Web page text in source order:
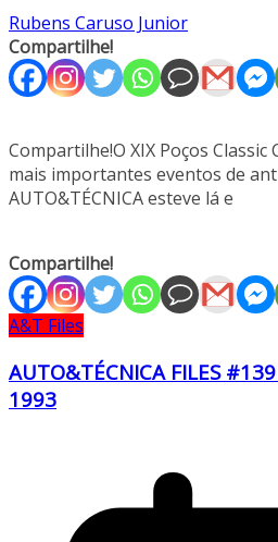
Rubens Caruso Junior
Compartilhe!
Compartilhe!O XIX Poços
mais importantes eventos de
AUTO&TÉCNICA esteve lá e
Compartilhe!
A&T Files
AUTO&TÉCNICA FILES
1993